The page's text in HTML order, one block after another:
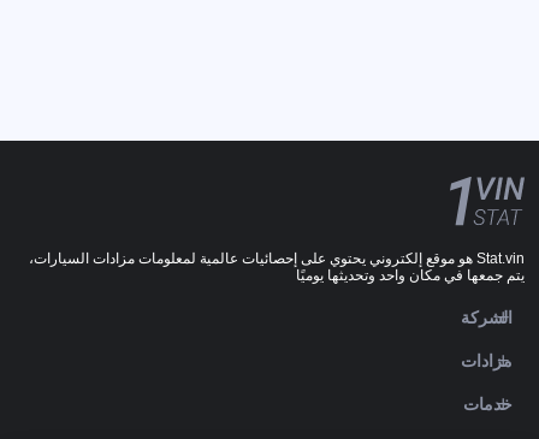
Stat.vin هو موقع إلكتروني يحتوي على إحصائيات عالمية لمعلومات مزادات السيارات،
يتم جمعها في مكان واحد وتحديثها يوميًا
الشركة
مزادات
خدمات